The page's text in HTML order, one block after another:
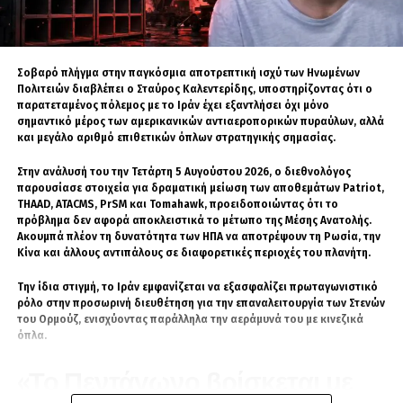
στρατιωτικής έντασης λόγω της
αντιπαράθεσης ΗΠΑ–Ιράν και της ευρύτερης
αστάθειας στον Περσικό Κόλπο.
Ο Ουράλογλου τόνισε ότι η απρόσκοπτη
λειτουργία του εμπορίου και της εφοδιαστικής
αλυσίδας αποτελεί πλέον στρατηγική ανάγκη.
Όπως ανέφερε, δύο δοκιμαστικές μεταφορές
από την Τουρκία προς τη Σαουδική Αραβία
μέσω Ιράκ απέδειξαν ότι η συγκεκριμένη
διαδρομή είναι λειτουργική και
αποτελεσματική.
Η Τουρκία βλέπει στο σχέδιο αυτό μια
ευκαιρία να μετατραπεί σε κεντρικό
Σοβαρό πλήγμα στην παγκόσμια αποτρεπτική ισχύ των Ηνωμένων
Πολιτειών διαβλέπει ο Σταύρος Καλεντερίδης, υποστηρίζοντας ότι ο
παρατεταμένος πόλεμος με το Ιράν έχει εξαντλήσει όχι μόνο
σημαντικό μέρος των αμερικανικών αντιαεροπορικών πυραύλων, αλλά
και μεγάλο αριθμό επιθετικών όπλων στρατηγικής σημασίας.
Στην ανάλυσή του την Τετάρτη 5 Αυγούστου 2026, ο διεθνολόγος
παρουσίασε στοιχεία για δραματική μείωση των αποθεμάτων Patriot,
THAAD, ATACMS, PrSM και Tomahawk, προειδοποιώντας ότι το
πρόβλημα δεν αφορά αποκλειστικά το μέτωπο της Μέσης Ανατολής.
Ακουμπά πλέον τη δυνατότητα των ΗΠΑ να αποτρέψουν τη Ρωσία, την
Κίνα και άλλους αντιπάλους σε διαφορετικές περιοχές του πλανήτη.
Την ίδια στιγμή, το Ιράν εμφανίζεται να εξασφαλίζει πρωταγωνιστικό
ρόλο στην προσωρινή διευθέτηση για την επαναλειτουργία των Στενών
του Ορμούζ, ενισχύοντας παράλληλα την αεράμυνά του με κινεζικά
όπλα.